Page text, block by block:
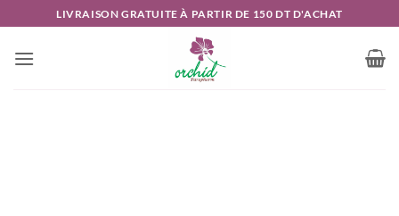
au
contenu
LIVRAISON GRATUITE À PARTIR DE 150 DT D'ACHAT